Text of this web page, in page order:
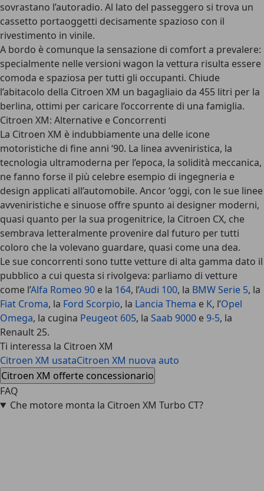
sovrastano l’autoradio. Al lato del passeggero si trova un
cassetto portaoggetti decisamente spazioso con il
rivestimento in vinile.
A bordo è comunque la sensazione di comfort a prevalere:
specialmente nelle versioni wagon la vettura risulta essere
comoda e spaziosa per tutti gli occupanti. Chiude
l’abitacolo della Citroen XM un bagagliaio da 455 litri per la
berlina, ottimi per caricare l’occorrente di una famiglia.
Citroen XM: Alternative e Concorrenti
La Citroen XM è indubbiamente una delle icone
motoristiche di fine anni ‘90. La linea avveniristica, la
tecnologia ultramoderna per l’epoca, la solidità meccanica,
ne fanno forse il più celebre esempio di ingegneria e
design applicati all’automobile. Ancor ‘oggi, con le sue linee
avveniristiche e sinuose offre spunto ai designer moderni,
quasi quanto per la sua progenitrice, la Citroen CX, che
sembrava letteralmente provenire dal futuro per tutti
coloro che la volevano guardare, quasi come una dea.
Le sue concorrenti sono tutte vetture di alta gamma dato il
pubblico a cui questa si rivolgeva: parliamo di vetture
come l’Alfa Romeo 90 e la 164, l’Audi 100, la BMW Serie 5, la
Fiat Croma, la Ford Scorpio, la Lancia Thema e K, l’Opel
Omega, la cugina Peugeot 605, la Saab 9000 e9-5, la
Renault 25.
Ti interessa la Citroen XM
Citroen XM usataCitroen XM nuova auto
Citroen XM offerte concessionario
FAQ
Che motore monta la Citroen XM Turbo CT?